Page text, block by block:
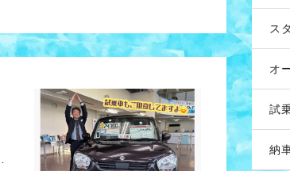
ス
オ
試
納